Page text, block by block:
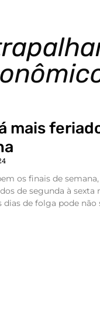
mais
os finais de
de segunda à sexta
dias de folga pode não